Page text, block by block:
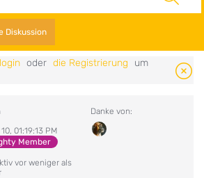
Diskussion
login oder die Registrierung
um
01:19:13 PM
Member
vor weniger als
Danke von: